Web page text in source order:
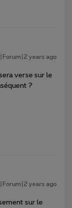
years ago
verse sur le
?
years ago
sur le